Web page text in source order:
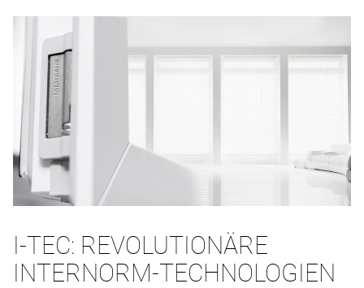
I-TEC: REVOLUTIONÄRE
INTERNORM-TECHNOLOGIEN